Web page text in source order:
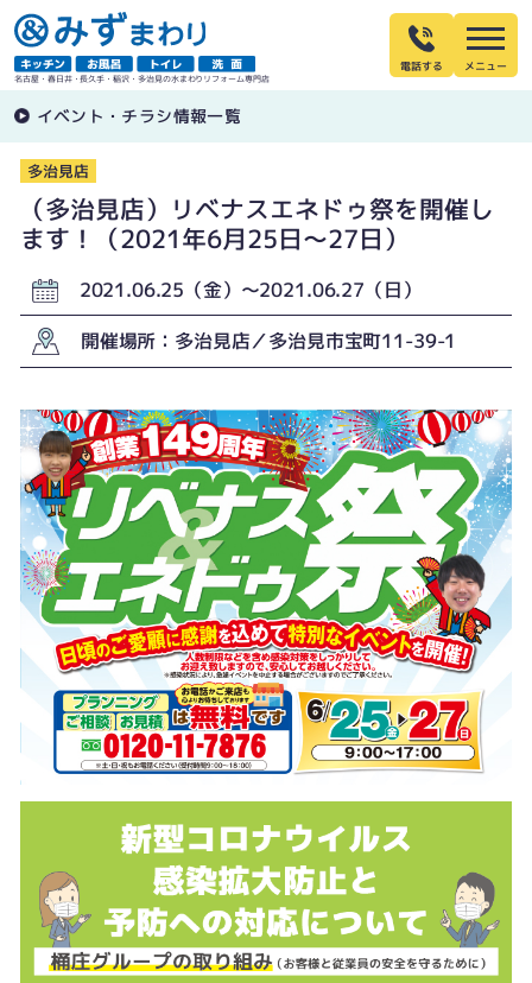
名古屋・春日井・長久手・稲沢・多治見の水まわりリフォーム専門店
電話する
イベント・チラシ情報一覧
多治見店
（多治見店）リベナスエネドゥ祭を開催し
ます！（2021年6月25日〜27日）
2021.06.25（金）〜2021.06.27（日）
開催場所：多治見店／多治見市宝町11-39-1